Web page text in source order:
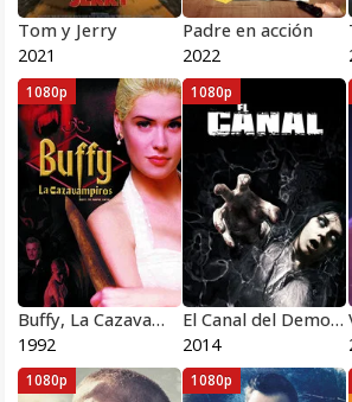
Tom y Jerry
2021
Padre en acción
2022
Buffy, La Cazavampiros
1992
1080p
El Canal del Demonio
2014
1080p
1080p 1080p